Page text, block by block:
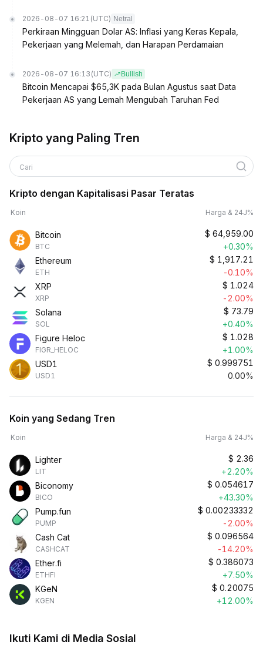
2026-08-07 16:21 (UTC) Netral
Perkiraan Mingguan Dolar AS: Inflasi yang Keras Kepala,
Pekerjaan yang Melemah, dan Harapan Perdamaian
2026-08-07 16:13 (UTC) Bullish
Bitcoin Mencapai $65,3K pada Bulan Agustus saat Data
Pekerjaan AS yang Lemah Mengubah Taruhan Fed
Kripto yang Paling Tren
Cari
Kripto dengan Kapitalisasi Pasar Teratas
Koin Harga & 24J%
Bitcoin
BTC
$ 64,959.00
+0.30%
Ethereum
ETH
$ 1,917.21
-0.10%
XRP
XRP
$ 1.024
-2.00%
Solana
SOL
$ 73.79
+0.40%
Figure Heloc
FIGR_HELOC
$ 1.028
+1.00%
USD1
USD1
$ 0.999751
0.00%
Koin yang Sedang Tren
Koin Harga & 24J%
Lighter
LIT
$ 2.36
+2.20%
Biconomy
BICO
$ 0.054617
+43.30%
Pump.fun
PUMP
$ 0.00233332
-2.00%
Cash Cat
CASHCAT
$ 0.096564
-14.20%
Ether.fi
ETHFI
$ 0.386073
+7.50%
KGeN
KGEN
$ 0.20075
+12.00%
Ikuti Kami di Media Sosial